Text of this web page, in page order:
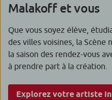
Malakoff et vous
Que vous soyez élève,
des villes voisines, la Scène
la saison des rendez-vous
à prendre part à la création.
Explorez votre artiste